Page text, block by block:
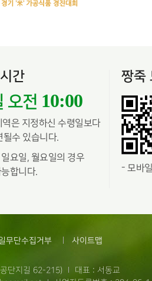
간
오전 10:00
은 지정하신 수령일보다
될수 있습니다.
요일, 월요일의 경우
합니다.
짱죽
- 모바
무단수집거부 사이트맵
단지길 62-215)
대표 : 서동교